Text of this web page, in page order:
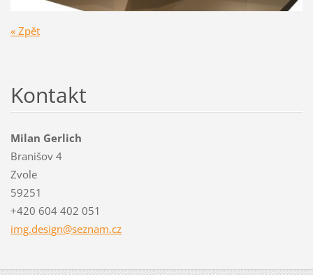
« Zpět
Kontakt
Milan Gerlich
Branišov 4
Zvole
59251
+420 604 402 051
img.design@seznam.cz